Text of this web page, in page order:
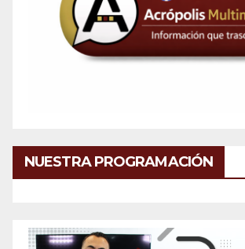
NUESTRA PROGRAMACIÓN